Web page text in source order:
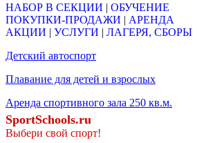
НАБОР В СЕКЦИИ | ОБУЧЕНИЕ
ПОКУПКИ-ПРОДАЖИ | АРЕНДА
АКЦИИ | УСЛУГИ | ЛАГЕРЯ, СБОРЫ
Детский автоспорт
Плавание для детей и взрослых
Аренда спортивного зала 250 кв.м.
SportSchools.ru
Выбери свой спорт!